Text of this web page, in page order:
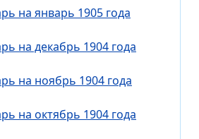
на январь 1905 года
на декабрь 1904 года
на ноябрь 1904 года
на октябрь 1904 года